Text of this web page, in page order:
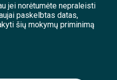
jei norėtumėte nepraleisti
paskelbtas datas,
šių mokymų priminimą